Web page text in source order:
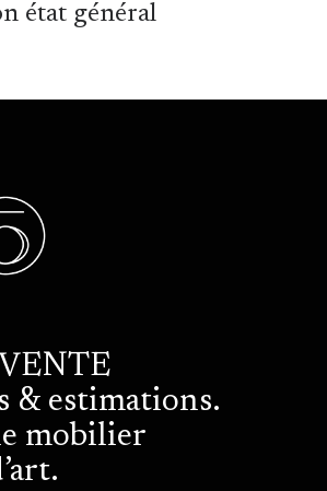
état général
& estimations.
mobilier